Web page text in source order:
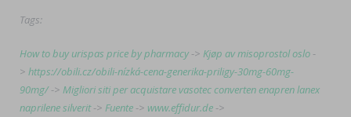
Tags:
How to buy urispas price by pharmacy-> Kjøp av misoprostol oslo -
> https://obili.cz/obili-nízká-cena-generika-priligy-30mg-60mg-
90mg/-> Migliori siti per acquistare vasotec converten enapren lanex
naprilene silverit-> Fuente -> www.effidur.de ->